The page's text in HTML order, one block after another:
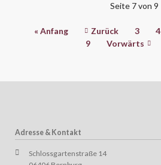
Seite 7 von 9
« Anfang Zurück 3 4
9
Vorwärts
Adresse & Kontakt
Schlossgartenstraße 14